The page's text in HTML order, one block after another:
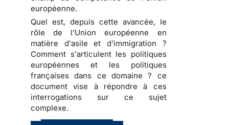
européenne.
Quel est, depuis cette avancée, le
rôle de l'Union européenne en
matière d'asile et d'immigration ?
Comment s'articulent les politiques
européennes et les politiques
françaises dans ce domaine ? ce
document vise à répondre à ces
interrogations sur ce sujet
complexe.